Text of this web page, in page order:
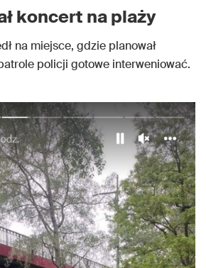
koncert na plaży
na miejsce, gdzie planował
policji gotowe interweniować.